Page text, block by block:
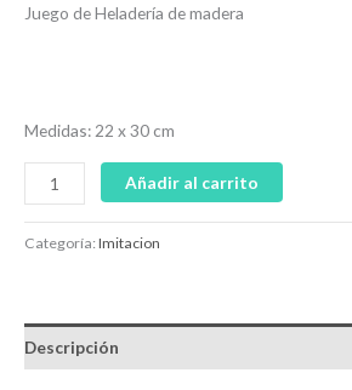
Juego de Heladería de madera
Medidas: 22 x 30 cm
Añadir al carrito
Categoría:Imitacion
Descripción